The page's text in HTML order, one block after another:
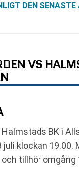
DEN SENASTE
FÖLJAS
DJURGÅRDEN
HALMSTADS
MÖTEN
VS
BK i
juli klockan 19.00.
tillhör omgång